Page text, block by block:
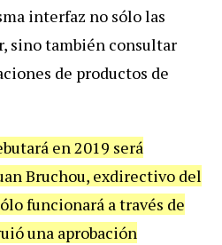
interfaz no sólo las
sino también consultar
de productos de
en 2019 será
Bruchou, exdirectivo del
funcionará a través de
una aprobación